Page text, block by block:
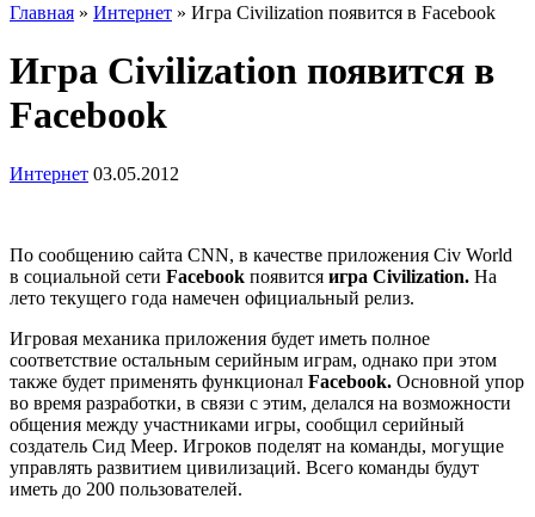
Главная » Интернет » Игра Civilization появится в Facebook
Игра Civilization появится в
Facebook
Интернет 03.05.2012
По сообщению сайта CNN, в качестве приложения Civ World
в социальной сети Facebook появится игра Civilization. На
лето текущего года намечен официальный релиз.
Игровая механика приложения будет иметь полное
соответствие остальным серийным играм, однако при этом
также будет применять функционал Facebook. Основной упор
во время разработки, в связи с этим, делался на возможности
общения между участниками игры, сообщил серийный
создатель Сид Меер. Игроков поделят на команды, могущие
управлять развитием цивилизаций. Всего команды будут
иметь до 200 пользователей.